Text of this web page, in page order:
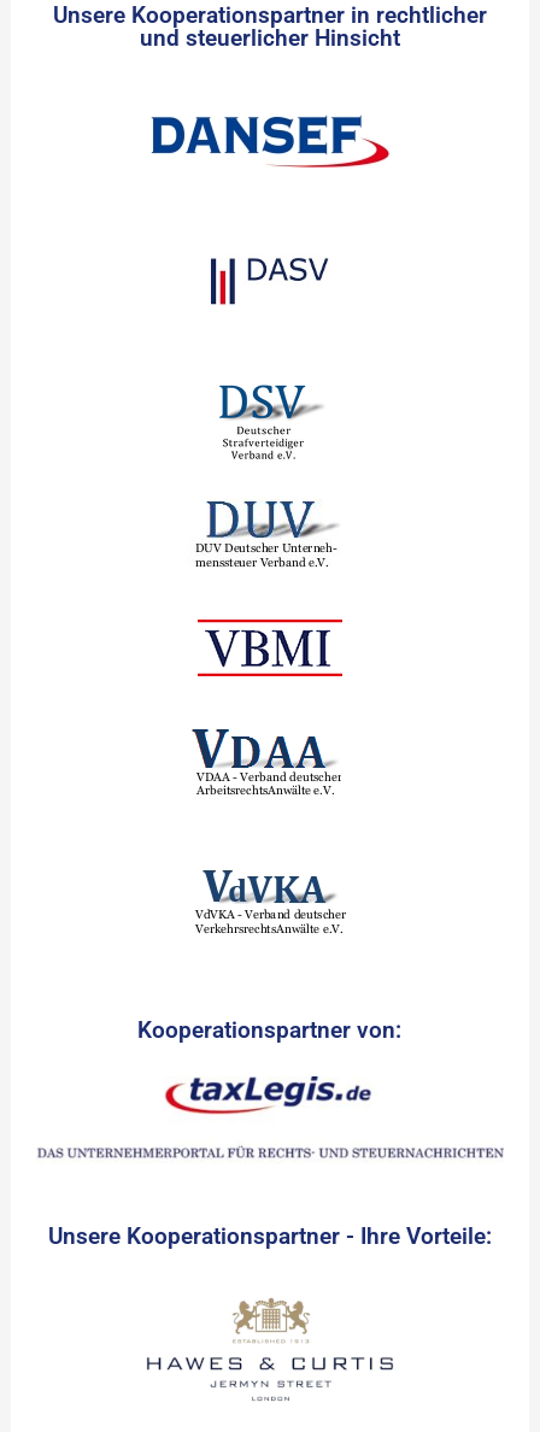
Unsere Kooperationspartner in rechtlicher
und steuerlicher Hinsicht
Kooperationspartner von:
Unsere Kooperationspartner - Ihre Vorteile: